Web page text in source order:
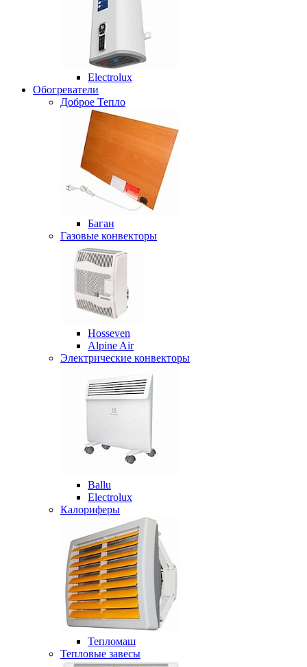
Electrolux
Обогреватели
Доброе Тепло
Баган
Газовые конвекторы
Hosseven
Alpine Air
Электрические конвекторы
Ballu
Electrolux
Калориферы
Тепломаш
Тепловые завесы